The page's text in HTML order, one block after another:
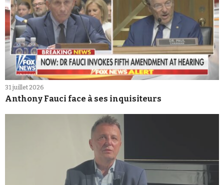
31 juillet 2026
Anthony Fauci face à ses inquisiteurs